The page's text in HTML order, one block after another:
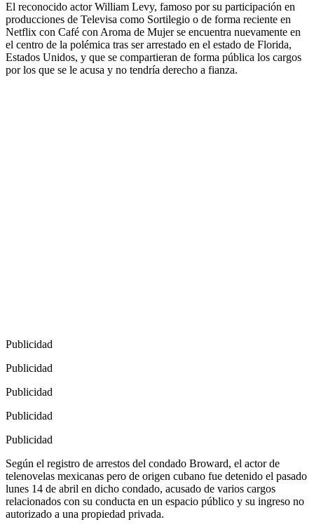
El reconocido actor William Levy, famoso por su participación en
producciones de Televisa como Sortilegio o de forma reciente en
Netflix con Café con Aroma de Mujer se encuentra nuevamente en
el centro de la polémica tras ser arrestado en el estado de Florida,
Estados Unidos, y que se compartieran de forma pública los cargos
por los que se le acusa y no tendría derecho a fianza.
Publicidad
Publicidad
Publicidad
Publicidad
Publicidad
Según el registro de arrestos del condado Broward, el actor de
telenovelas mexicanas pero de origen cubano fue detenido el pasado
lunes 14 de abril en dicho condado, acusado de varios cargos
relacionados con su conducta en un espacio público y su ingreso no
autorizado a una propiedad privada.